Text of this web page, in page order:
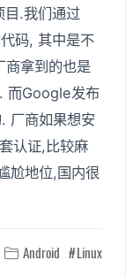
目.我们通过
码, 其中是不
商拿到的也是
而Google发布
厂商如果想安
认证,比较麻
尬地位,国内很
 Android Linux